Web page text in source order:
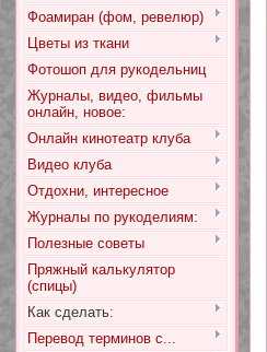
Фоамиран (фом, ревелюр)
Цветы из ткани
Фотошоп для рукодельниц
Журналы, видео, фильмы
онлайн, новое:
Онлайн кинотеатр клуба
Видео клуба
Отдохни, интересное
Журналы по рукоделиям:
Полезные советы
Пряжный калькулятор
(спицы)
Как сделать:
Перевод терминов с...